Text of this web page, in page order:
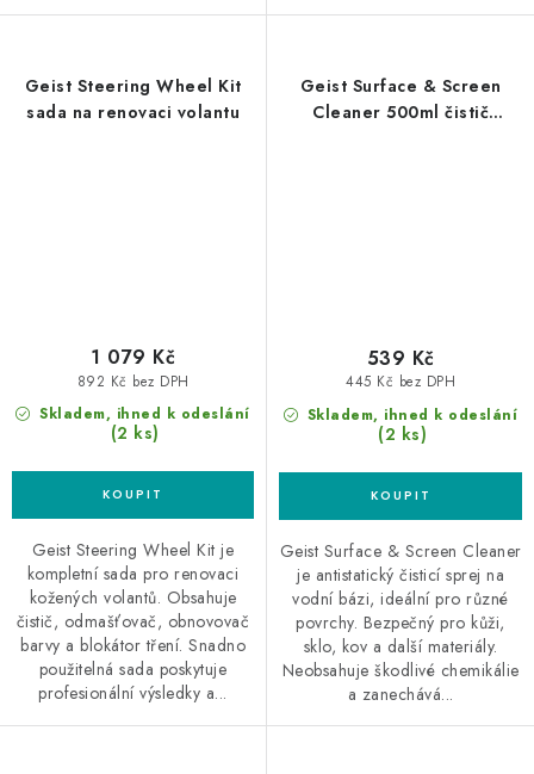
Geist Steering Wheel Kit
sada na renovaci volantu
Skladem, ihned k odeslání
(2 ks)
892 Kč bez DPH
1 079 Kč
Geist Steering Wheel Kit je
kompletní sada pro renovaci
kožených volantů. Obsahuje
čistič, odmašťovač, obnovovač
barvy a blokátor tření. Snadno
použitelná sada poskytuje
profesionální výsledky a...
Geist Surface & Screen
Cleaner 500ml čistič
Skladem, ihned k odeslání
(2 ks)
445 Kč bez DPH
539 Kč
Geist Surface & Screen Cleaner
je antistatický čisticí sprej na
vodní bázi, ideální pro různé
povrchy. Bezpečný pro kůži,
sklo, kov a další materiály.
Neobsahuje škodlivé chemikálie
a zanechává...